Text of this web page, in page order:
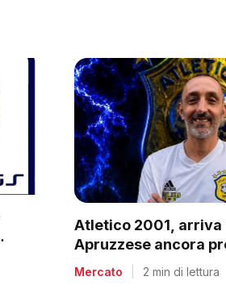
Atletico 2001, arriva
Apruzzese ancora
C2
Mercato 2 min di lettura